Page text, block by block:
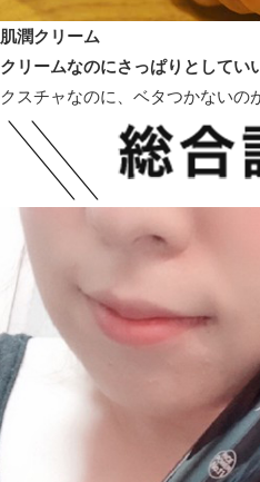
肌潤クリーム
クリームなのにさっぱりとしてい
クスチャなのに、ベタつかないの